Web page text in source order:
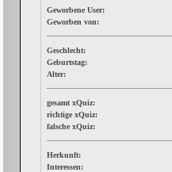
Geworbene User:
Geworben von:
Geschlecht:
Geburtstag:
Alter:
gesamt xQuiz:
richtige xQuiz:
falsche xQuiz:
Herkunft:
Interessen: